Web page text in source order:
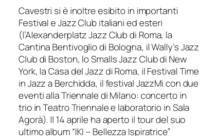
Cavestri si è inoltre esibito in importanti
Festival e Jazz Club italiani ed esteri
(l’Alexanderplatz Jazz Club di Roma, la
Cantina Bentivoglio di Bologna, il Wally’s Jazz
Club di Boston, lo Smalls Jazz Club di New
York, la Casa del Jazz di Roma, il Festival Time
in Jazz a Berchidda, il festival JazzMi con due
eventi alla Triennale di Milano: concerto in
trio in Teatro Triennale e laboratorio in Sala
Agorà). Il 14 aprile ha aperto il tour del suo
ultimo album “IKI – Bellezza Ispiratrice”